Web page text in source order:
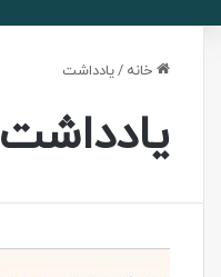
خانه /یادداشت
یادداشت